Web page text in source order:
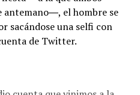
antemano―, el hombre se
sacándose una selfi con
de Twitter.